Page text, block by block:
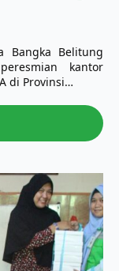
Bangka Belitung
kantor
di Provinsi…